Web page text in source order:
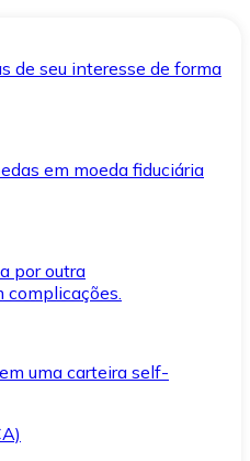
de seu interesse de forma
em moeda fiduciária
por outra
uma carteira self-